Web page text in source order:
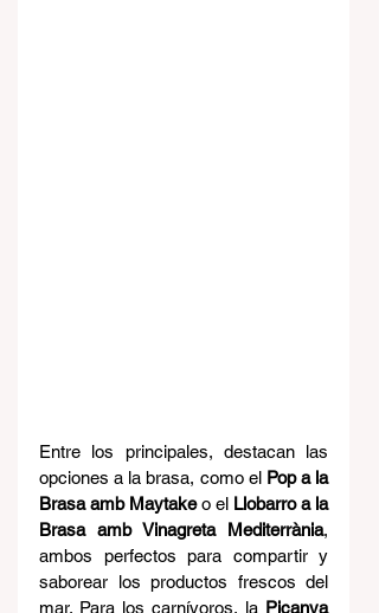
Entre los principales, destacan las
opciones a la brasa, como el Pop a la
Brasa amb Maytake o el Llobarro a la
Brasa amb Vinagreta Mediterrània,
ambos perfectos para compartir y
saborear los productos frescos del
mar. Para los carnívoros, la Picanya